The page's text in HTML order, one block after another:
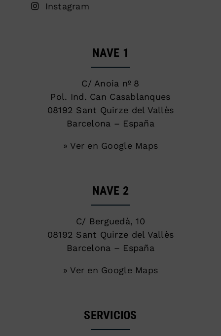
Instagram
NAVE 1
C/ Anoia nº 8
Pol. Ind. Can Casablanques
08192 Sant Quirze del Vallès
Barcelona – España
» Ver en Google Maps
NAVE 2
C/ Berguedà, 10
08192 Sant Quirze del Vallès
Barcelona – España
» Ver en Google Maps
SERVICIOS